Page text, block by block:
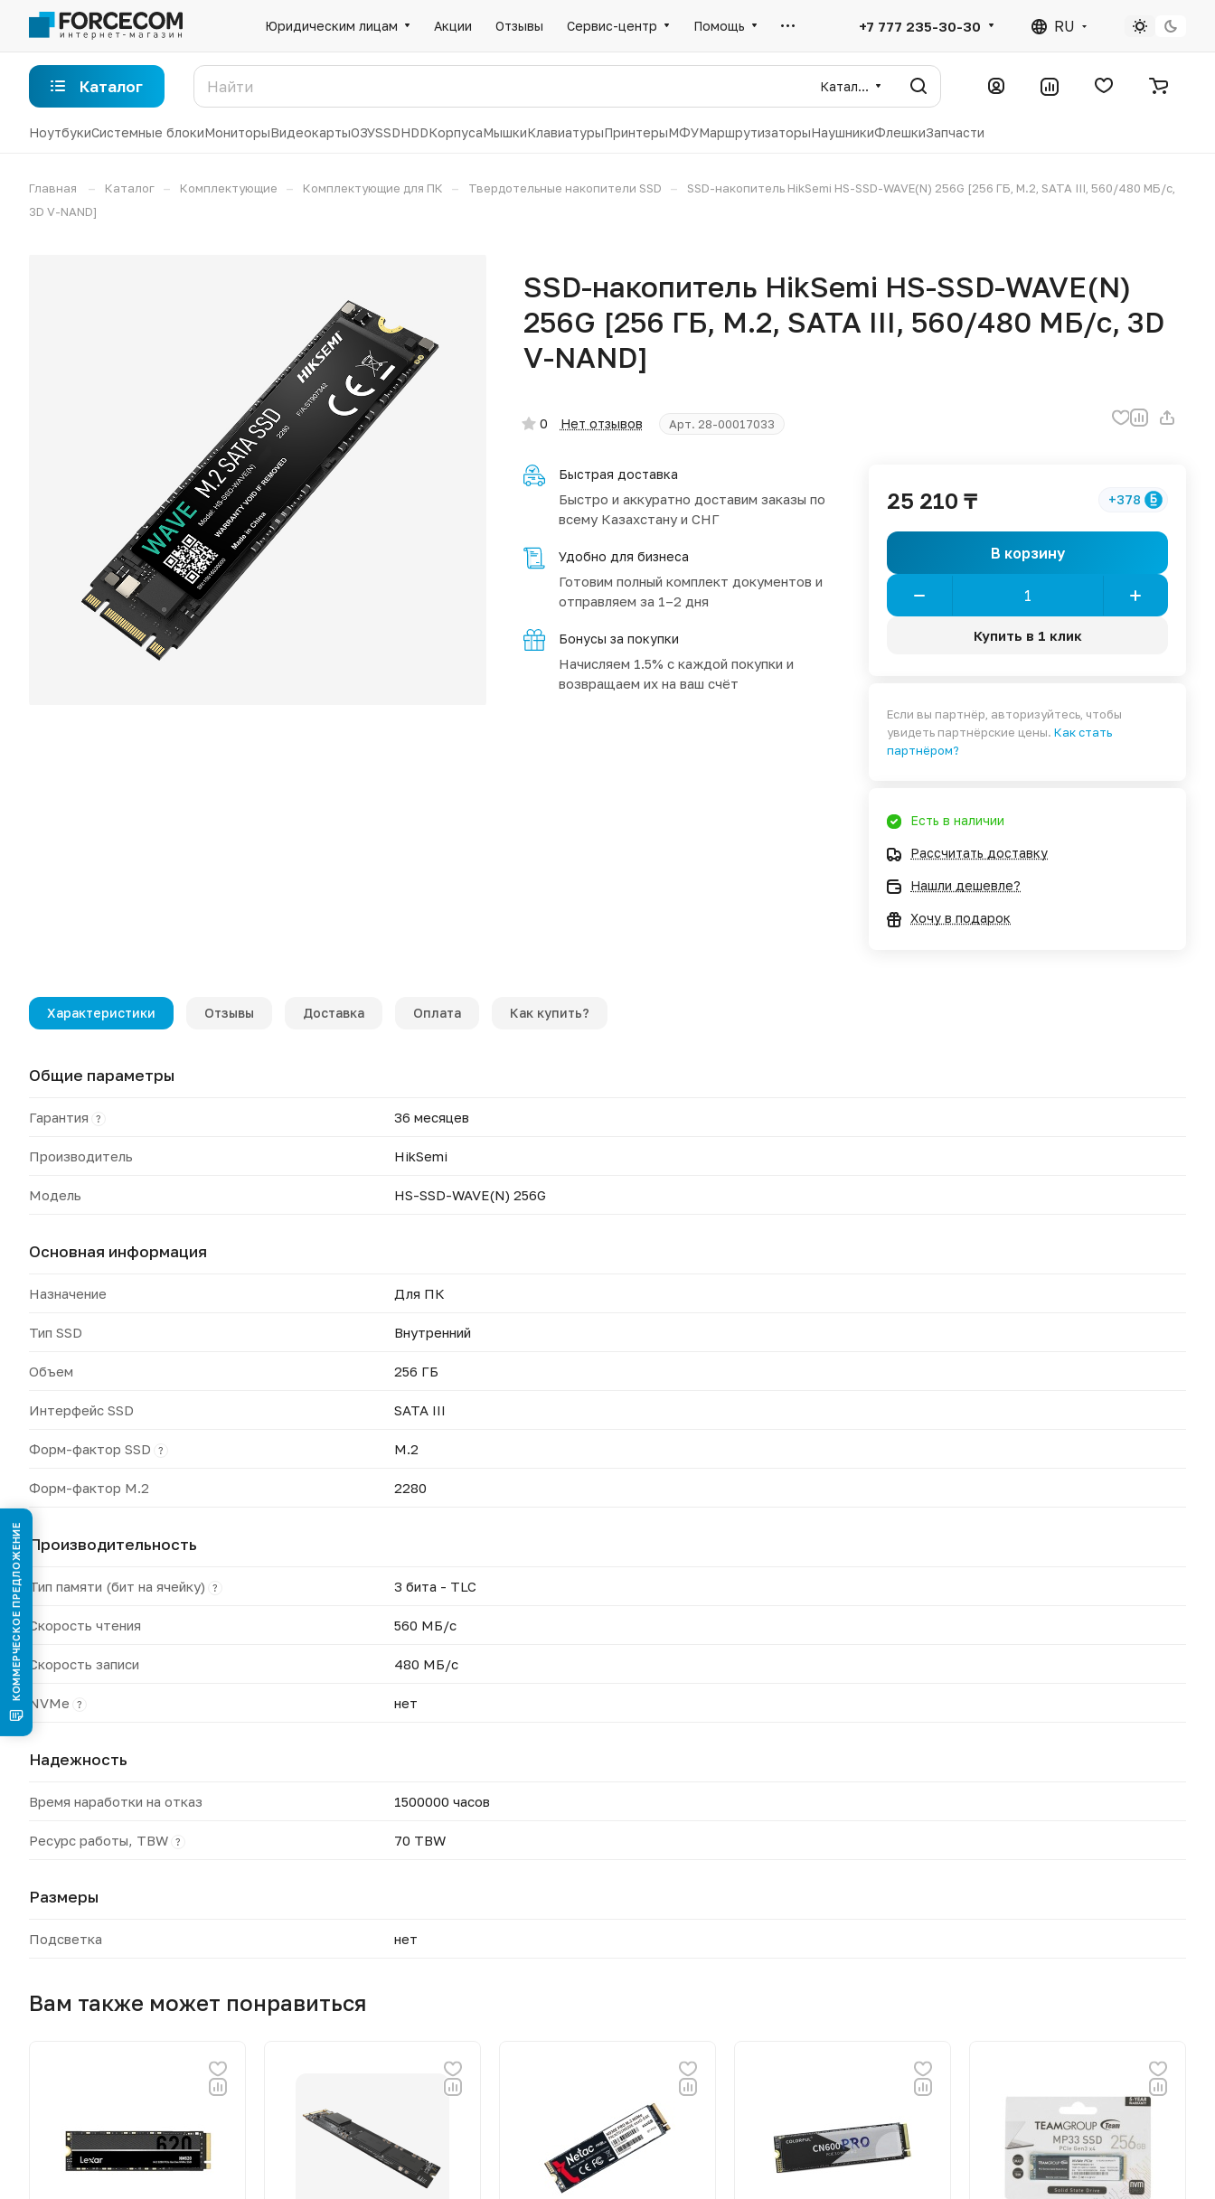
Юридическим лицам Акции Отзывы Сервис-центр Помощь +7 777 235-30-30 RU
Каталог Каталог
НоутбукиСистемные блокиМониторыВидеокартыОЗУSSDHDDКорпусаМышкиКлавиатурыПринтерыМФУМаршрутизаторыНаушникиФлешкиЗапчасти
Главная – Каталог – Комплектующие – Комплектующие для ПК – Твердотельные накопители SSD –
SSD-накопитель HikSemi HS-SSD-WAVE(N) 256G [256 ГБ, M.2, SATA III, 560/480 МБ/с,
3D V-NAND]
SSD-накопитель HikSemi HS-SSD-WAVE(N)
256G [256 ГБ, M.2, SATA III, 560/480 МБ/с, 3D
V-NAND]
0 Нет отзывов Арт. 28-00017033
Быстрая доставка
Быстро и аккуратно доставим заказы по
всему Казахстану и СНГ
Удобно для бизнеса
Готовим полный комплект документов и
отправляем за 1–2 дня
Бонусы за покупки
Начисляем 1.5% с каждой покупки и
возвращаем их на ваш счёт
25 210 ₸ +378
В корзину
Купить в 1 клик
Если вы партнёр, авторизуйтесь, чтобы
увидеть партнёрские цены.Как стать
партнёром?
Есть в наличии
Рассчитать доставку
Нашли дешевле?
Хочу в подарок
Характеристики Отзывы Доставка Оплата Как купить?
Общие параметры
Гарантия ? 36 месяцев
Производитель HikSemi
Модель HS-SSD-WAVE(N) 256G
Основная информация
Назначение Для ПК
Тип SSD Внутренний
Объем 256 ГБ
Интерфейс SSD SATA III
Форм-фактор SSD ? M.2
Форм-фактор M.2 2280
Производительность
Тип памяти (бит на ячейку) ? 3 бита - TLC
Скорость чтения 560 МБ/с
Скорость записи 480 МБ/с
NVMe ? нет
Надежность
Время наработки на отказ 1500000 часов
Ресурс работы, TBW ? 70 TBW
Размеры
Подсветка нет
Вам также может понравиться
КОММЕРЧЕСКОЕ ПРЕДЛОЖЕНИЕ